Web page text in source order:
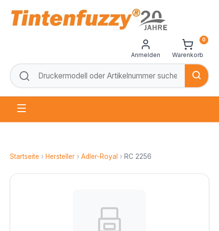
Anmelden Warenkorb
0
Startseite › Hersteller › Adler-Royal › RC 2256